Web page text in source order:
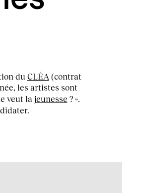
du CLÉA (contrat
les artistes sont
veut lajeunesse ? ».